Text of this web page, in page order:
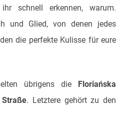
schnell erkennen, warum.
und Glied, von denen jedes
die perfekte Kulisse für eure
übrigens die Floriańska
. Letztere gehört zu den